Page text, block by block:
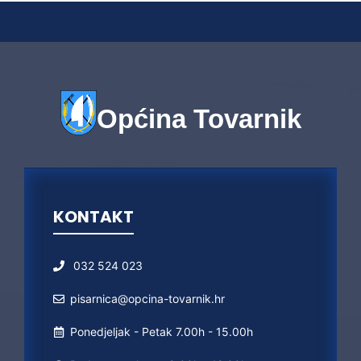
Općina Tovarnik
KONTAKT
032 524 023
pisarnica@opcina-tovarnik.hr
Ponedjeljak - Petak 7.00h - 15.00h